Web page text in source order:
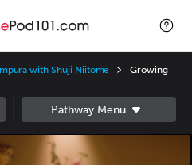
with Shuji Niitome
Growing